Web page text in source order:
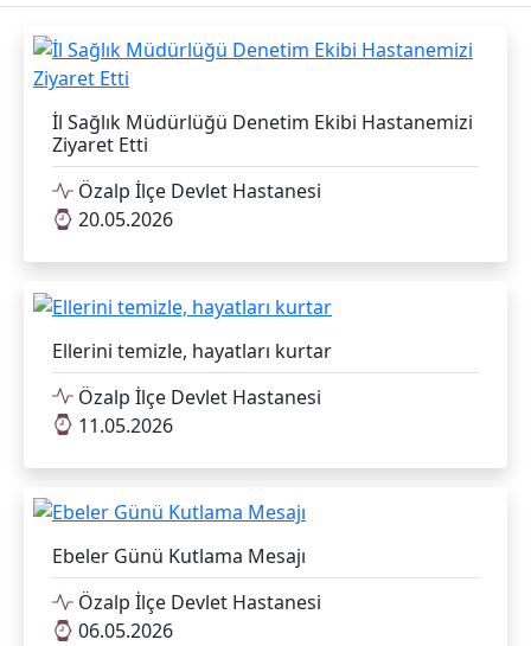
İl Sağlık Müdürlüğü Denetim Ekibi Hastanemizi
Ziyaret Etti
Özalp İlçe Devlet Hastanesi
20.05.2026
Ellerini temizle, hayatları kurtar
Özalp İlçe Devlet Hastanesi
11.05.2026
Ebeler Günü Kutlama Mesajı
Özalp İlçe Devlet Hastanesi
06.05.2026